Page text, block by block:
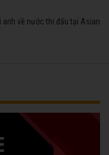
anh về nước thi đấu tại Asian